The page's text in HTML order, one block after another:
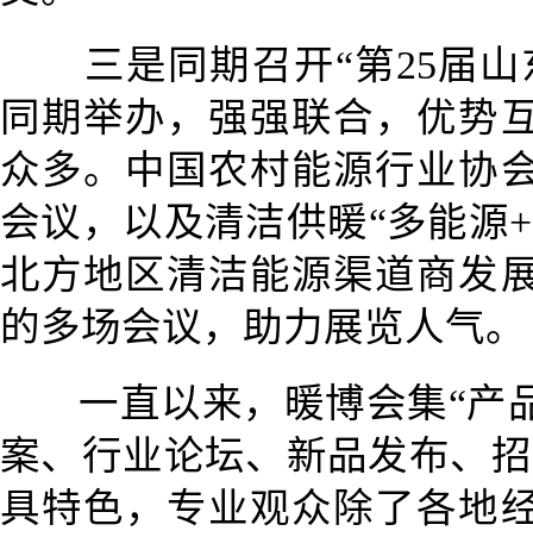
三是同期召开“第25届
同期举办，强强联合，优势
众多。中国农村能源行业协
会议，以及清洁供暖“多能源
北方地区清洁能源渠道商发
的多场会议，助力展览人气。
一直以来，暖博会集“产
案、行业论坛、新品发布、
具特色，专业观众除了各地